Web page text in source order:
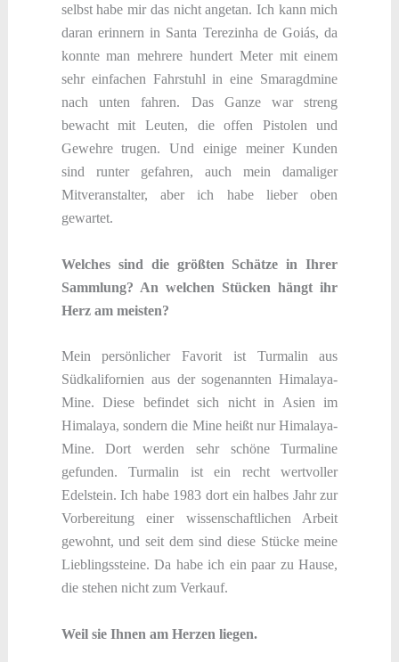
selbst habe mir das nicht angetan. Ich kann mich
daran erinnern in Santa Terezinha de Goiás, da
konnte man mehrere hundert Meter mit einem
sehr einfachen Fahrstuhl in eine Smaragdmine
nach unten fahren. Das Ganze war streng
bewacht mit Leuten, die offen Pistolen und
Gewehre trugen. Und einige meiner Kunden
sind runter gefahren, auch mein damaliger
Mitveranstalter, aber ich habe lieber oben
gewartet.
Welches sind die größten Schätze in Ihrer
Sammlung? An welchen Stücken hängt ihr
Herz am meisten?
Mein persönlicher Favorit ist Turmalin aus
Südkalifornien aus der sogenannten Himalaya-
Mine. Diese befindet sich nicht in Asien im
Himalaya, sondern die Mine heißt nur Himalaya-
Mine. Dort werden sehr schöne Turmaline
gefunden. Turmalin ist ein recht wertvoller
Edelstein. Ich habe 1983 dort ein halbes Jahr zur
Vorbereitung einer wissenschaftlichen Arbeit
gewohnt, und seit dem sind diese Stücke meine
Lieblingssteine. Da habe ich ein paar zu Hause,
die stehen nicht zum Verkauf.
Weil sie Ihnen am Herzen liegen.